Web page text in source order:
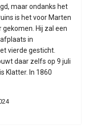
maar ondanks het
is het voor Marten
Hij zal een
in
vierde gesticht.
daar zelfs op 9 juli
Klatter. In 1860